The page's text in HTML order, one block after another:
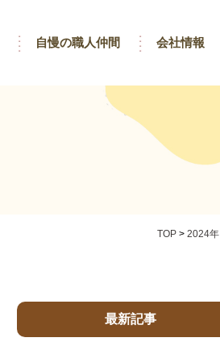
自慢の職人仲間 会社情報
TOP > 2024年
最新記事